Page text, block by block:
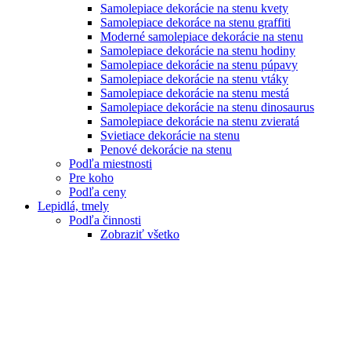
Samolepiace dekorácie na stenu kvety
Samolepiace dekoráce na stenu graffiti
Moderné samolepiace dekorácie na stenu
Samolepiace dekorácie na stenu hodiny
Samolepiace dekorácie na stenu púpavy
Samolepiace dekorácie na stenu vtáky
Samolepiace dekorácie na stenu mestá
Samolepiace dekorácie na stenu dinosaurus
Samolepiace dekorácie na stenu zvieratá
Svietiace dekorácie na stenu
Penové dekorácie na stenu
Podľa miestnosti
Pre koho
Podľa ceny
Lepidlá, tmely
Podľa činnosti
Zobraziť všetko